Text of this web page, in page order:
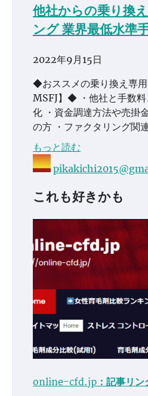
他社からの乗り換
ング 業界最低水準
2022年9月15日
◆おススメの乗り換え専用
MSFJ】◆ ・他社と手数
化 ・資金調達方法や売掛
の方 ・ファクタリング関
もっと読む
これも好きかも
online-cfd.jp：記事リ